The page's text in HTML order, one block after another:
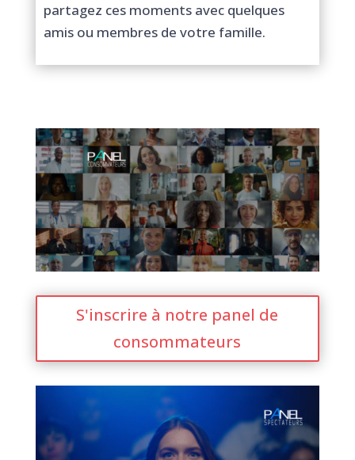
partagez ces moments avec quelques
amis ou membres de votre famille.
S'inscrire à notre panel de
consommateurs